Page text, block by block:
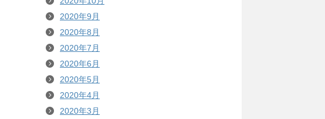
2020年9月
2020年8月
2020年7月
2020年6月
2020年5月
2020年4月
2020年3月